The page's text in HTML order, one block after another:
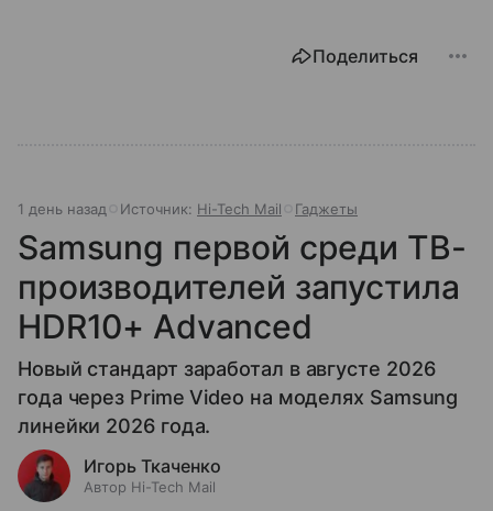
Поделиться
1 день назад Источник: Hi-Tech Mail Гаджеты
Samsung первой среди ТВ-
производителей запустила
HDR10+ Advanced
Новый стандарт заработал в августе 2026
года через Prime Video на моделях Samsung
линейки 2026 года.
Игорь Ткаченко
Автор Hi-Tech Mail